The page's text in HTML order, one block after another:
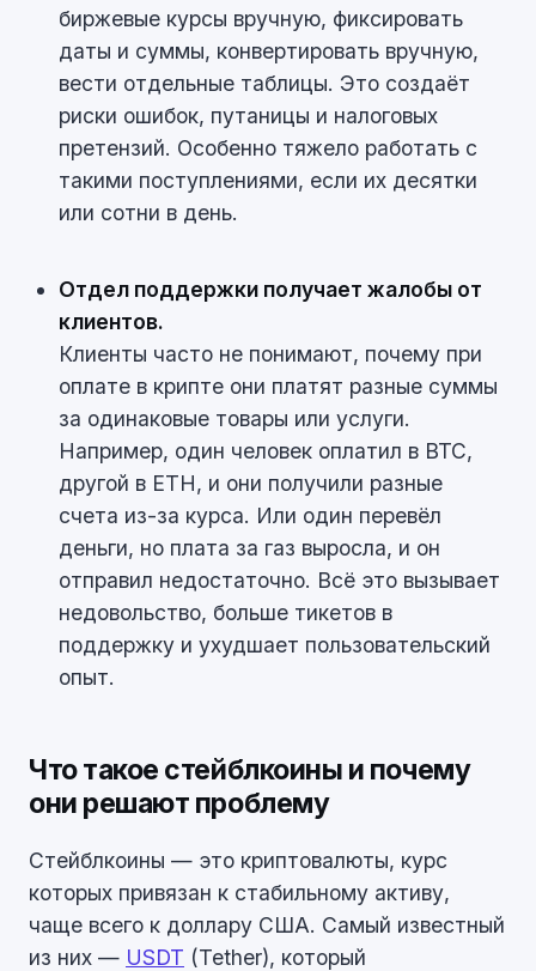
биржевые курсы вручную, фиксировать
даты и суммы, конвертировать вручную,
вести отдельные таблицы. Это создаёт
риски ошибок, путаницы и налоговых
претензий. Особенно тяжело работать с
такими поступлениями, если их десятки
или сотни в день.
Отдел поддержки получает жалобы от
клиентов.
Клиенты часто не понимают, почему при
оплате в крипте они платят разные суммы
за одинаковые товары или услуги.
Например, один человек оплатил в BTC,
другой в ETH, и они получили разные
счета из-за курса. Или один перевёл
деньги, но плата за газ выросла, и он
отправил недостаточно. Всё это вызывает
недовольство, больше тикетов в
поддержку и ухудшает пользовательский
опыт.
Что такое стейблкоины и почему
они решают проблему
Стейблкоины — это криптовалюты, курс
которых привязан к стабильному активу,
чаще всего к доллару США. Самый известный
из них — USDT (Tether), который